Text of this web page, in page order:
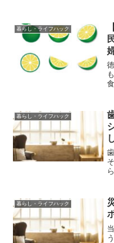
暮らし・ライフハック
暮らし・ライフハック
暮らし・ライフハック